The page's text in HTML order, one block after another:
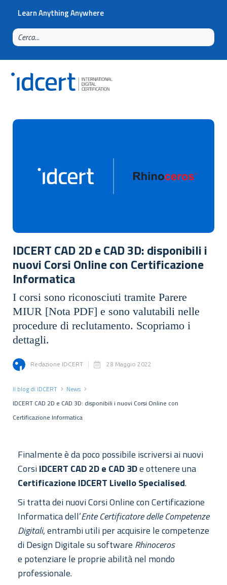
Learn Anything Anywhere
IDCERT CAD 2D e CAD 3D: disponibili i
nuovi Corsi Online con Certificazione
Informatica
I corsi sono riconosciuti tramite Parere
MIUR [Nota PDF] e sono valutabili nelle
procedure di reclutamento. Scopriamo i
dettagli.
Redazione IDCERT 28 Maggio 2022
Il blog di IDCERT
News
IDCERT CAD 2D e CAD 3D: disponibili i nuovi Corsi Online con
Certificazione Informatica
Finalmente è da poco possibile iscriversi ai nuovi
CorsiIDCERT CAD 2D e CAD 3De ottenere una
Certificazione IDCERT Livello Specialised.
Si tratta dei nuovi Corsi Online con Certificazione
Informatica dell’Ente Certificatore delle Competenze
Digitali, entrambi utili per acquisire le competenze
di Design Digitale su software Rhinoceros
e potenziare le proprie abilità nel mondo
professionale.